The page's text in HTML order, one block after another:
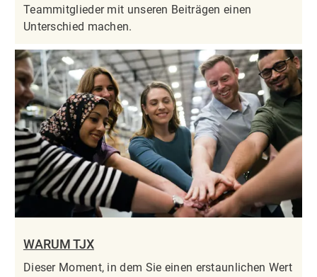
Teammitglieder mit unseren Beiträgen einen
Unterschied machen.
WARUM TJX
Dieser Moment, in dem Sie einen erstaunlichen Wert